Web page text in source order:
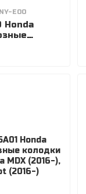
E00
Honda
Honda